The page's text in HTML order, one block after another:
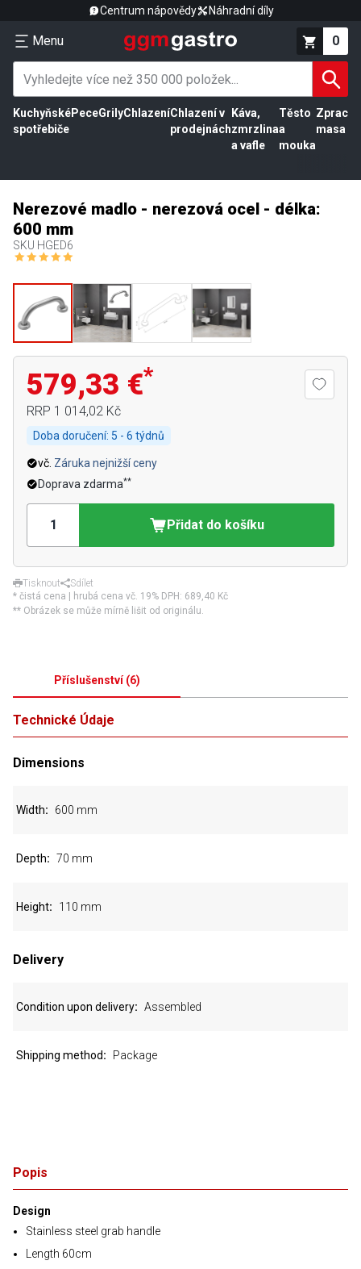
Centrum nápovědy Náhradní díly
Menu 0
Kuchyňské
spotřebiče
PeceGrilyChlazeníChlazení v
prodejnách
Káva,
zmrzlina
a vafle
Těsto
a
mouka
masa
Nerezové madlo - nerezová ocel - délka:
600 mm
SKU HGED6
579,33 €*
RRP 1 014,02 Kč
Doba doručení: 5 - 6 týdnů
vč. Záruka nejnižší ceny
Doprava zdarma**
Přidat do košíku
Tisknout
Sdílet
* čistá cena | hrubá cena vč. 19% DPH: 689,40 Kč
** Obrázek se může mírně lišit od originálu.
Příslušenství(6)
Popis
Design
Stainless steel grab handle
Length 60cm
Technické Údaje
Dimensions
Width 600 mm
Depth 70 mm
Height 110 mm
Delivery
Condition upon delivery Assembled
Shipping method Package